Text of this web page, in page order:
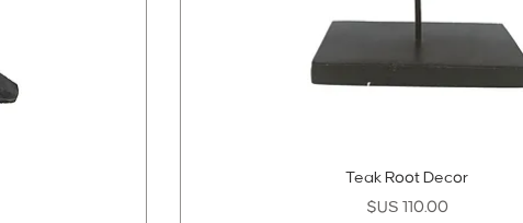
Teak Root Decor
السعر‏110.00 US$